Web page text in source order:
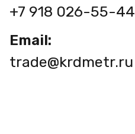
+7 918 026-55-44
Email:
trade@krdmetr.ru